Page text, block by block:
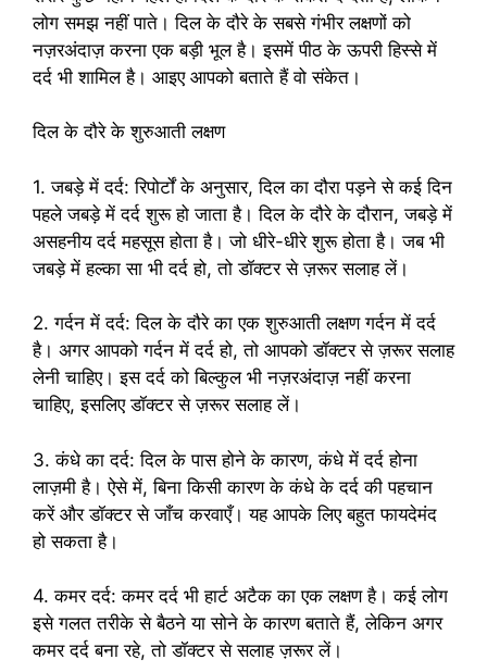
लोग समझ नहीं पाते। दिल के दौरे के सबसे गंभीर लक्षणों को
नज़रअंदाज़ करना एक बड़ी भूल है। इसमें पीठ के ऊपरी हिस्से में
दर्द भी शामिल है। आइए आपको बताते हैं वो संकेत।
दिल के दौरे के शुरुआती लक्षण
1. जबड़े में दर्द: रिपोर्टों के अनुसार, दिल का दौरा पड़ने से कई दिन
पहले जबड़े में दर्द शुरू हो जाता है। दिल के दौरे के दौरान, जबड़े में
असहनीय दर्द महसूस होता है। जो धीरे-धीरे शुरू होता है। जब भी
जबड़े में हल्का सा भी दर्द हो, तो डॉक्टर से ज़रूर सलाह लें।
2. गर्दन में दर्द: दिल के दौरे का एक शुरुआती लक्षण गर्दन में दर्द
है। अगर आपको गर्दन में दर्द हो, तो आपको डॉक्टर से ज़रूर सलाह
लेनी चाहिए। इस दर्द को बिल्कुल भी नज़रअंदाज़ नहीं करना
चाहिए, इसलिए डॉक्टर से ज़रूर सलाह लें।
3. कंधे का दर्द: दिल के पास होने के कारण, कंधे में दर्द होना
लाज़मी है। ऐसे में, बिना किसी कारण के कंधे के दर्द की पहचान
करें और डॉक्टर से जाँच करवाएँ। यह आपके लिए बहुत फायदेमंद
हो सकता है।
4. कमर दर्द: कमर दर्द भी हार्ट अटैक का एक लक्षण है। कई लोग
इसे गलत तरीके से बैठने या सोने के कारण बताते हैं, लेकिन अगर
कमर दर्द बना रहे, तो डॉक्टर से सलाह ज़रूर लें।